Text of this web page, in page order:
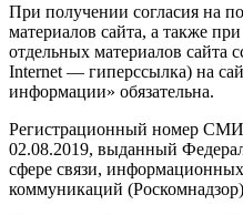
При получении согласия на
материалов сайта, а также
отдельных материалов сайта
Internet — гиперссылка) на
информации» обязательна.
Регистрационный номер
02.08.2019, выданный
сфере связи,
коммуникаций